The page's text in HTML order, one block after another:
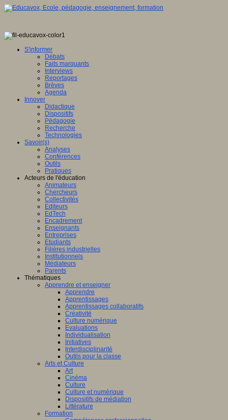
S'informer
Débats
Faits marquants
Interviews
Reportages
Brèves
Agenda
Innover
Didactique
Dispositifs
Pédagogie
Recherche
Technologies
Savoir(s)
Analyses
Conférences
Outils
Pratiques
Acteurs de l'éducation
Animateurs
Chercheurs
Collectivités
Editeurs
EdTech
Encadrement
Enseignants
Entreprises
Etudiants
Filières industrielles
Institutionnels
Médiateurs
Parents
Thématiques
Apprendre et enseigner
Apprendre
Apprentissages
Apprentissages collaboratifs
Créativité
Culture numérique
Evaluations
Individualisation
Initiatives
Interdisciplinarité
Outils pour la classe
Arts et Culture
Art
Cinéma
Culture
Culture et numérique
Dispositifs de médiation
Littérature
Formation